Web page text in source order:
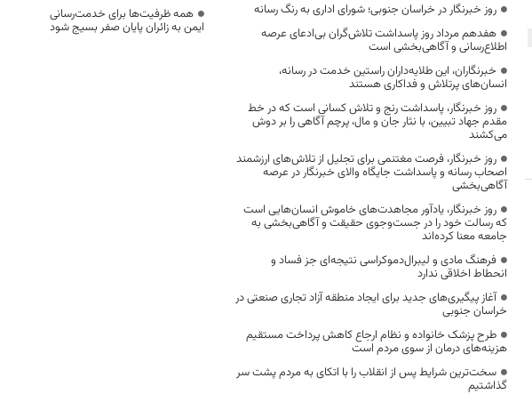
روز خبرنگار در خراسان جنوبی؛ شورای اداری به رنگ رسانه
هفدهم مرداد روز پاسداشت تلاش‌گران بی‌ادعای عرصه
اطلاع‌رسانی و آگاهی‌بخشی است
خبرنگاران، این طلایه‌داران راستین خدمت در رسانه،
انسان‌های پرتلاش و فداکاری هستند
روز خبرنگار، پاسداشت رنج و تلاش کسانی است که در خط
مقدم جهاد تبیین، با نثار جان و مال، پرچم آگاهی را بر دوش
می‌کشند
روز خبرنگار، فرصت مغتنمی برای تجلیل از تلاش‌های ارزشمند
اصحاب رسانه و پاسداشت جایگاه والای خبرنگار در عرصه
آگاهی‌بخشی
روز خبرنگار، یادآور مجاهدت‌های خاموش انسان‌هایی است
که رسالت خود را در جست‌وجوی حقیقت و آگاهی‌بخشی به
جامعه معنا کرده‌اند
فرهنگ مادی و لیبرال‌دموکراسی نتیجه‌ای جز فساد و
انحطاط اخلاقی ندارد
آغاز پیگیری‌های جدید برای ایجاد منطقه آزاد تجاری صنعتی در
خراسان جنوبی
طرح پزشک خانواده و نظام ارجاع کاهش پرداخت مستقیم
هزینه‌های درمان از سوی مردم است
سخت‌ترین شرایط پس از انقلاب را با اتکای به مردم پشت سر
گذاشتیم
همه ظرفیت‌ها برای خدمت‌رسانی
ایمن به زائران پایان صفر بسیج شود